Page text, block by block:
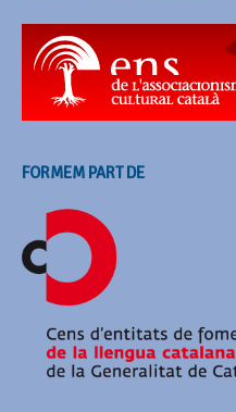
FORMEM PART DE